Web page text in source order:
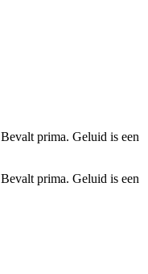
prima. Geluid is een
prima. Geluid is een